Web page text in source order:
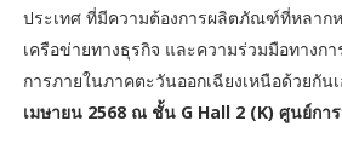
ประเทศ ที่มีความต้องการผลิตภัณฑ์ที่หลาก
เครือข่ายทางธุรกิจ และความร่วมมือทางก
การภายในภาคตะวันออกเฉียงเหนือด้วยกันเ
เมษายน 2568 ณ ชั้น G Hall 2 (K) ศูนย์กา